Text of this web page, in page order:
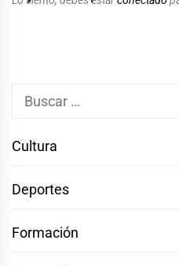
Buscar:
Cultura
Deportes
Formación